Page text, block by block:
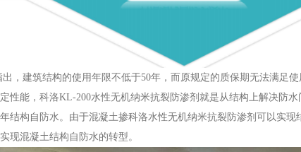
，建筑结构的使用年限不低于50年，而原规定的质保期无法满足
性能，科洛KL-200水性无机纳米抗裂防渗剂就是从结构上解决防
结构自防水。由于混凝土掺科洛水性无机纳米抗裂防渗剂可以实
现混凝土结构自防水的转型。